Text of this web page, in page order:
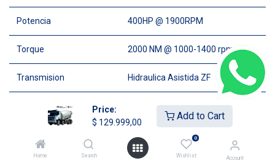
Price:
$ 129.999,00
Add to Cart
Home Search
0
Wishlist Account
Potencia 400HP @ 1900RPM
Torque 2000 NM @ 1000-1400 rpm
Transmision Hidraulica Asistida ZF
Aire Acondicionado